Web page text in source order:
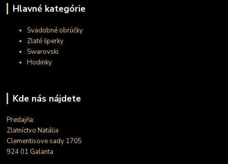
Hlavné kategórie
Svadobné obrúčky
Zlaté šperky
Swarovski
Hodinky
Kde nás nájdete
Predajňa:
Zlatníctvo Natália
Clementisove sady 1705
924 01 Galanta